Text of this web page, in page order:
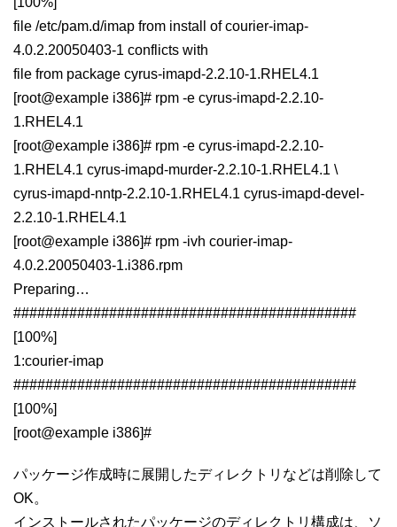
file /etc/pam.d/imap from install of courier-imap-
4.0.2.20050403-1 conflicts with
file from package cyrus-imapd-2.2.10-1.RHEL4.1
[root@example i386]# rpm -e cyrus-imapd-2.2.10-
1.RHEL4.1
[root@example i386]# rpm -e cyrus-imapd-2.2.10-
1.RHEL4.1 cyrus-imapd-murder-2.2.10-1.RHEL4.1 \
cyrus-imapd-nntp-2.2.10-1.RHEL4.1 cyrus-imapd-devel-
2.2.10-1.RHEL4.1
[root@example i386]# rpm -ivh courier-imap-
4.0.2.20050403-1.i386.rpm
Preparing…
###########################################
[100%]
1:courier-imap
###########################################
[100%]
[root@example i386]#
パッケージ作成時に展開したディレクトリなどは削除して
OK。
インストールされたパッケージのディレクトリ構成は、ソ